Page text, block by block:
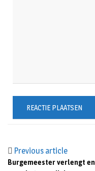
Previous article
Burgemeester verlengt en